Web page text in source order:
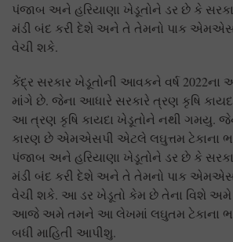
પંજાબ અને હરિયાણા ખેડૂતોને ડર છે કે
મંડી બંદ કરી દેશે અને તે તેમનો પાક
વેચી શકે.
કેંદ્ર સરકાર ખેડૂતોની આવકને વર્ષ 2022ના
માંગે છે. જેના આધારે સરકારે ત્રણ કૃષિ
આ ત્રણ કૃષિ કાયદા ખેડૂતોને નથી ગમયુ.
કારણ છે એમએસપી એટલે લઘુત્તમ ટેકાના
પંજાબ અને હરિયાણા ખેડૂતોને ડર છે કે
મંડી બંદ કરી દેશે અને તે તેમનો પાક
વેચી શકે. આ ડર ખેડૂતો કેમ છે તેના વિશે
આજે અમે તમને આ લેખમાં લઘુતમ ટેકાના
બધી માહિતી આપીશુ.